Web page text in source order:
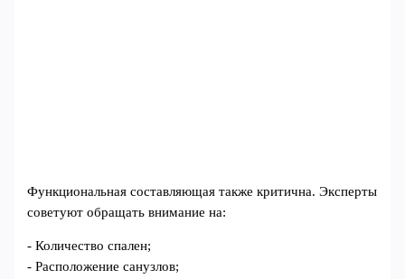
Функциональная составляющая также критична. Эксперты
советуют обращать внимание на:
- Количество спален;
- Расположение санузлов;